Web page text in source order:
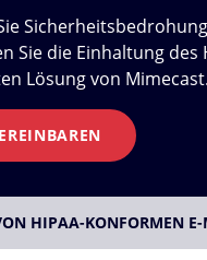
Sie die Einhaltung des
Lösung von Mimecast.
HIPAA-KONFORMEN